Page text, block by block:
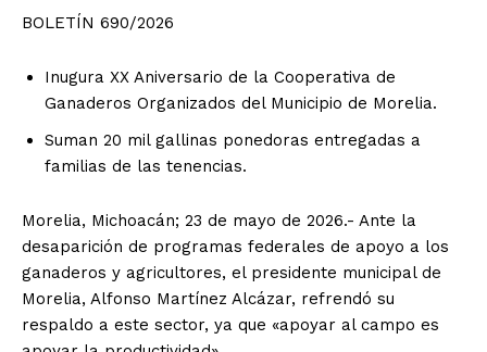
BOLETÍN 690/2026
Inugura XX Aniversario de la Cooperativa de
Ganaderos Organizados del Municipio de Morelia.
Suman 20 mil gallinas ponedoras entregadas a
familias de las tenencias.
Morelia, Michoacán; 23 de mayo de 2026.- Ante la
desaparición de programas federales de apoyo a los
ganaderos y agricultores, el presidente municipal de
Morelia, Alfonso Martínez Alcázar, refrendó su
respaldo a este sector, ya que «apoyar al campo es